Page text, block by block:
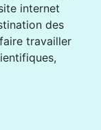
internet
des
travailler